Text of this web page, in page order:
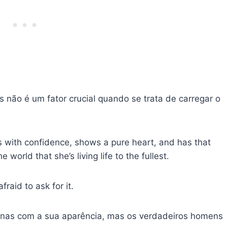
não é um fator crucial quando se trata de carregar o
confidence, shows a pure heart, and has that
world that she’s living life to the fullest.
to ask for it.
com a sua aparência, mas os verdadeiros homens